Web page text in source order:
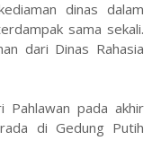
dinas dalam
sama sekali.
dari Dinas Rahasia
Pahlawan pada akhir
di Gedung Putih